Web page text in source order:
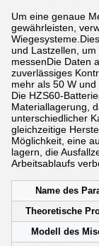
Um eine genaue
gewährleisten,
und Lastzellen,
messenDie Daten
zuverlässiges
mehr als 50 W und
Die HZS60-
Materiallagerung,
unterschiedlicher
gleichzeitige
Möglichkeit, eine
lagern, die
Arbeitsablaufs
Name des
Theoretische
Modell des